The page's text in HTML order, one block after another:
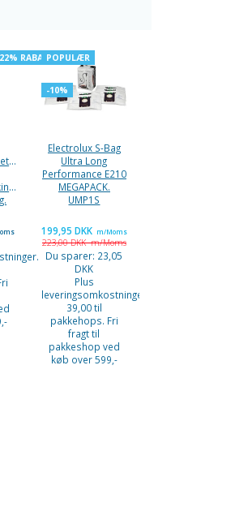
RABATPOPULÆR
-10%
Electrolux S-Bag
Ultra Long
Performance E210
MEGAPACK.
UMP1S
199,95 DKK m/Moms
223,00 DKKm/Moms
Du sparer: 23,05
DKK
Plus
leveringsomkostninger.
39,00 til
pakkehops. Fri
fragt til
pakkeshop ved
køb over 599,-